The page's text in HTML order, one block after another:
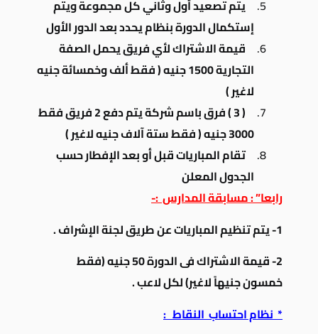
يتم تصعيد أول وثاني كل مجموعة ويتم
إستكمال الدورة بنظام يحدد بعد الدور الأول
قيمة الاشتراك لأي فريق يحمل الصفة
التجارية 1500 جنيه ( فقط ألف وخمسائة جنيه
لاغير )
( 3 ) فرق باسم شركة يتم دفع 2 فريق فقط
3000 جنيه ( فقط ستة آلاف جنيه لاغير )
تقام المباريات قبل أو بعد الإفطار حسب
الجدول المعلن
رابعا” : مسابقة المدارس :-
1- يتم تنظيم المباريات عن طريق لجنة الإشراف .
2- قيمة الاشتراك فى الدورة 50 جنيه (فقط
خمسون جنيهاً لاغير) لكل لاعب .
* نظام احتساب النقاط :